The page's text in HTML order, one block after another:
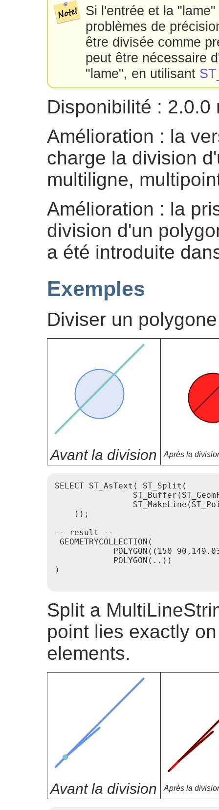
Si l'entrée et la
problèmes de
être divisée comme
peut être nécessaire
"lame", en utilisant
Disponibilité : 2.0.0
Amélioration : la
charge la division
multiligne,
Amélioration : la
division d'un
a été introduite
Exemples
Diviser un
Avant la division Après la
SELECT ST_AsText( ST_Split(
    ));
-- result --
GEOMETRYCOLLECTION(
POLYGON((150
            POLYGON(..))
)
Split a
point lies exactly
elements.
Avant la division Après la